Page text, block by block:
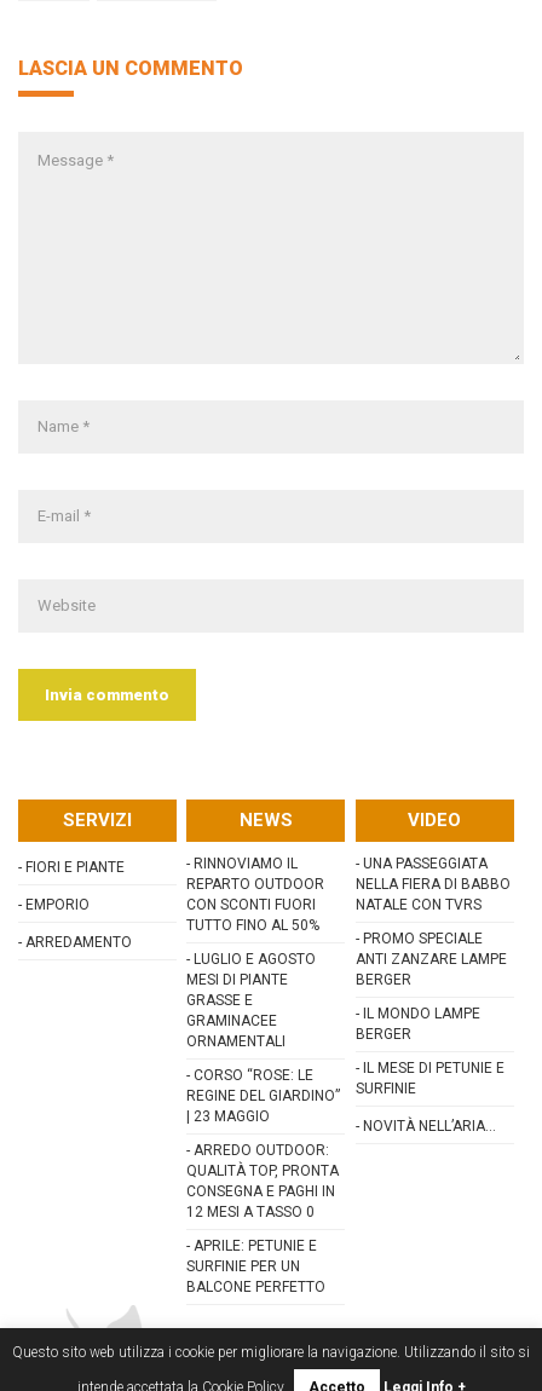
LASCIA UN COMMENTO
SERVIZI
- FIORI E PIANTE
- EMPORIO
- ARREDAMENTO
NEWS
-RINNOVIAMO IL
REPARTO OUTDOOR
CON SCONTI FUORI
TUTTO FINO AL 50%
-LUGLIO E AGOSTO
MESI DI PIANTE
GRASSE E
GRAMINACEE
ORNAMENTALI
-CORSO “ROSE: LE
REGINE DEL GIARDINO”
| 23 MAGGIO
-ARREDO OUTDOOR:
QUALITÀ TOP, PRONTA
CONSEGNA E PAGHI IN
12 MESI A TASSO 0
-APRILE: PETUNIE E
SURFINIE PER UN
BALCONE PERFETTO
VIDEO
- UNA PASSEGGIATA
NELLA FIERA DI BABBO
NATALE CON TVRS
- PROMO SPECIALE
ANTI ZANZARE LAMPE
BERGER
- IL MONDO LAMPE
BERGER
- IL MESE DI PETUNIE E
SURFINIE
- NOVITÀ NELL’ARIA…
CONTATTACI ORA
Questo sito web utilizza i cookie per migliorare la navigazione. Utilizzando il sito si
intende accettata la Cookie Policy Accetto Leggi Info +